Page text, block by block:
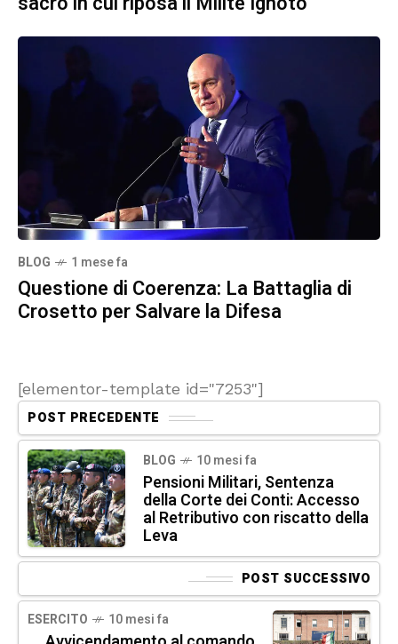
BLOG 1 mese fa
Questione di Coerenza: La Battaglia di
Crosetto per Salvare la Difesa
[elementor-template id="7253"]
POST PRECEDENTE
BLOG 10 mesi fa
Pensioni Militari, Sentenza
della Corte dei Conti: Accesso
al Retributivo con riscatto della
Leva
POST SUCCESSIVO
ESERCITO 10 mesi fa